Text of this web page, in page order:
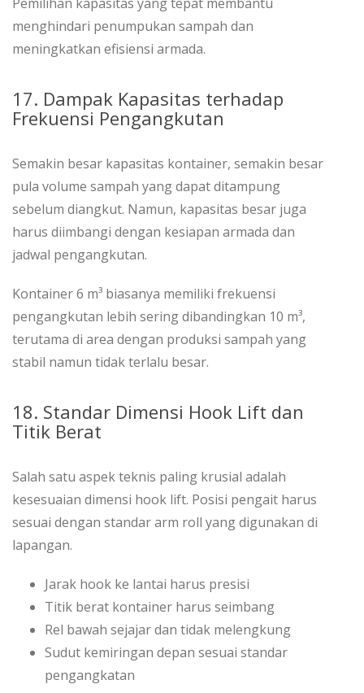
Pemilihan kapasitas yang tepat membantu
menghindari penumpukan sampah dan
meningkatkan efisiensi armada.
17. Dampak Kapasitas terhadap
Frekuensi Pengangkutan
Semakin besar kapasitas kontainer, semakin besar
pula volume sampah yang dapat ditampung
sebelum diangkut. Namun, kapasitas besar juga
harus diimbangi dengan kesiapan armada dan
jadwal pengangkutan.
Kontainer 6 m³ biasanya memiliki frekuensi
pengangkutan lebih sering dibandingkan 10 m³,
terutama di area dengan produksi sampah yang
stabil namun tidak terlalu besar.
18. Standar Dimensi Hook Lift dan
Titik Berat
Salah satu aspek teknis paling krusial adalah
kesesuaian dimensi hook lift. Posisi pengait harus
sesuai dengan standar arm roll yang digunakan di
lapangan.
Jarak hook ke lantai harus presisi
Titik berat kontainer harus seimbang
Rel bawah sejajar dan tidak melengkung
Sudut kemiringan depan sesuai standar
pengangkatan